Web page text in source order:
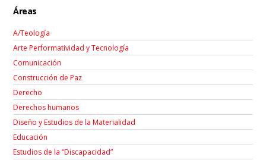
Áreas
A/Teología
Arte Performatividad y Tecnología
Comunicación
Construcción de Paz
Derecho
Derechos humanos
Diseño y Estudios de la Materialidad
Educación
Estudios de la “Discapacidad”